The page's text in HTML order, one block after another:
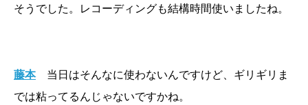
そうでした。レコーディングも結構時間使いましたね。
藤本
当日はそんなに使わないんですけど、ギリギリま
では粘ってるんじゃないですかね。